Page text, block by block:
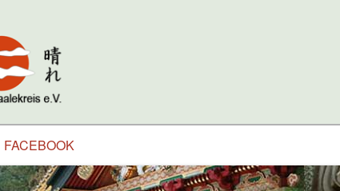
FACEBOOK